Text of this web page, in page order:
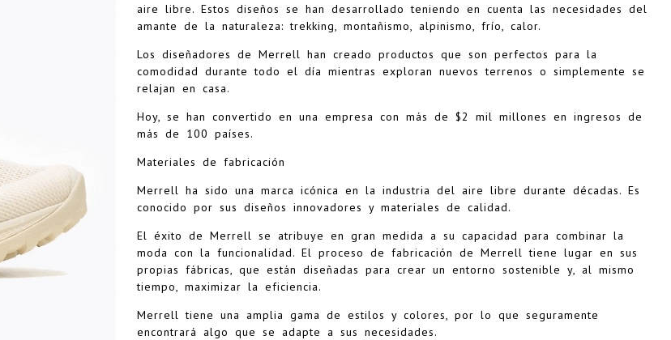
aire libre. Estos diseños se han desarrollado teniendo en cuenta las necesidades del
amante de la naturaleza: trekking, montañismo, alpinismo, frío, calor.
Los diseñadores de Merrell han creado productos que son perfectos para la
comodidad durante todo el día mientras exploran nuevos terrenos o simplemente se
relajan en casa.
Hoy, se han convertido en una empresa con más de $2 mil millones en ingresos de
más de 100 países.
Materiales de fabricación
Merrell ha sido una marca icónica en la industria del aire libre durante décadas. Es
conocido por sus diseños innovadores y materiales de calidad.
El éxito de Merrell se atribuye en gran medida a su capacidad para combinar la
moda con la funcionalidad. El proceso de fabricación de Merrell tiene lugar en sus
propias fábricas, que están diseñadas para crear un entorno sostenible y, al mismo
tiempo, maximizar la eficiencia.
Merrell tiene una amplia gama de estilos y colores, por lo que seguramente
encontrará algo que se adapte a sus necesidades.